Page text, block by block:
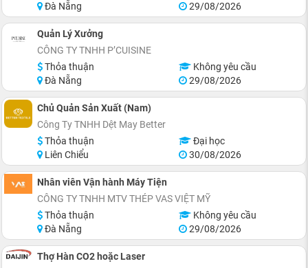
Đà Nẵng
29/08/2026
Quản Lý Xưởng
CÔNG TY TNHH P’CUISINE
Thỏa thuận
Không yêu cầu
Đà Nẵng
29/08/2026
Chủ Quản Sản Xuất (Nam)
Công Ty TNHH Dệt May Better
Thỏa thuận
Đại học
Liên Chiểu
30/08/2026
Nhân viên Vận hành Máy Tiện
CÔNG TY TNHH MTV THÉP VAS VIỆT MỸ
Thỏa thuận
Không yêu cầu
Đà Nẵng
29/08/2026
Thợ Hàn CO2 hoặc Laser